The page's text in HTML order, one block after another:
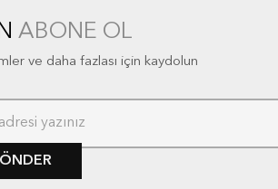
ABONE OL
ve daha fazlası için kaydolun